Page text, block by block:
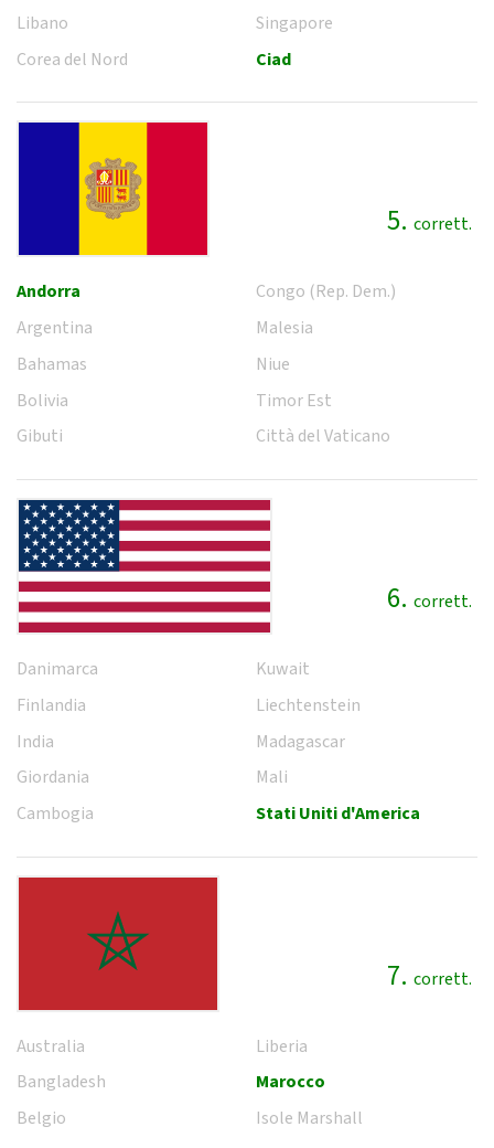
Libano
Corea del Nord
Singapore
Ciad
5. corrett.
Andorra
Argentina
Bahamas
Bolivia
Gibuti
Congo (Rep. Dem.)
Malesia
Niue
Timor Est
Città del Vaticano
6. corrett.
Danimarca
Finlandia
India
Giordania
Cambogia
Kuwait
Liechtenstein
Madagascar
Mali
Stati Uniti d'America
7. corrett.
Australia
Bangladesh
Belgio
Liberia
Marocco
Isole Marshall